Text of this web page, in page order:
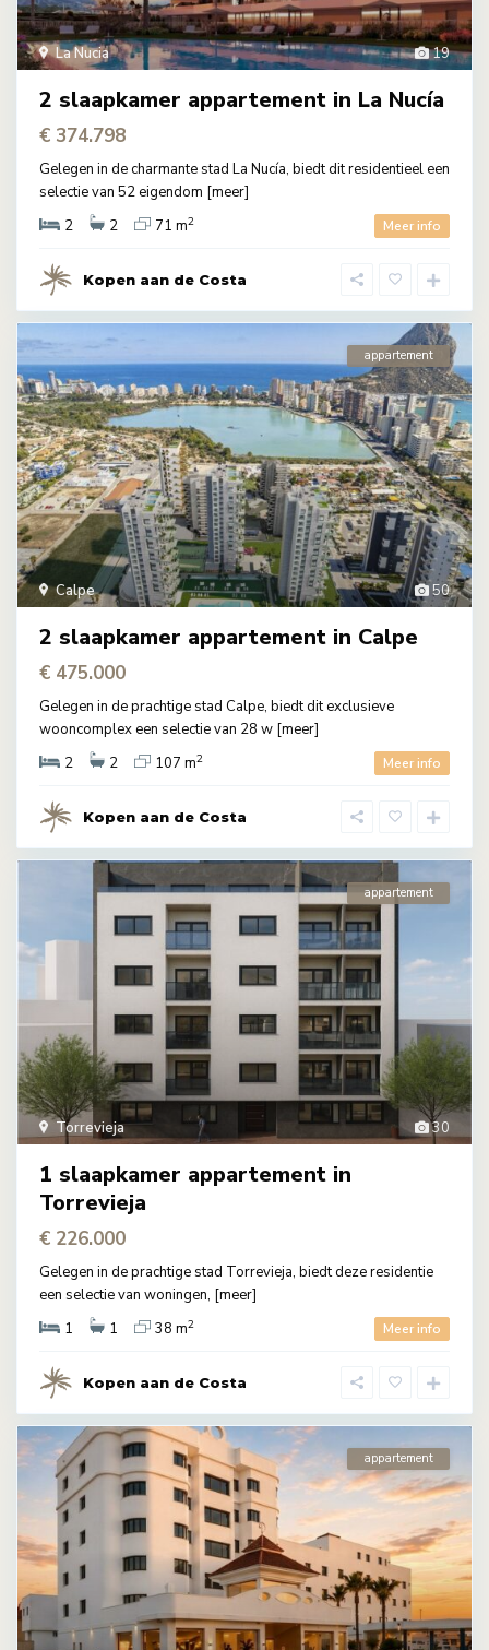
19
La Nucia
2 slaapkamer appartement in La Nucía
€ 374.798
Gelegen in de charmante stad La Nucía, biedt dit residentieel een
selectie van 52 eigendom [meer]
2
2 71 m2 Meer info
Kopen aan de Costa
50
Calpe
appartement
2 slaapkamer appartement in Calpe
€ 475.000
Gelegen in de prachtige stad Calpe, biedt dit exclusieve
wooncomplex een selectie van 28 w [meer]
2
2 107 m2 Meer info
Kopen aan de Costa
30
Torrevieja
appartement
1 slaapkamer appartement in
Torrevieja
€ 226.000
Gelegen in de prachtige stad Torrevieja, biedt deze residentie
een selectie van woningen, [meer]
1
1 38 m2 Meer info
Kopen aan de Costa
appartement